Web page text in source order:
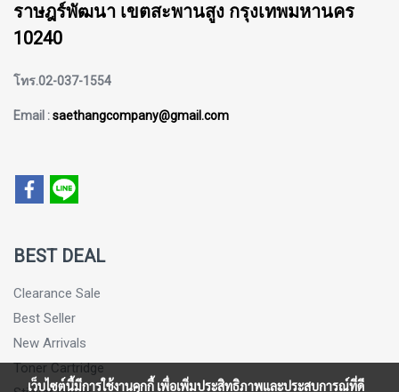
ราษฎร์พัฒนา เขตสะพานสูง กรุงเทพมหานคร
10240
โทร.02-037-1554
Email :saethangcompany@gmail.com
BEST DEAL
Clearance Sale
Best Seller
New Arrivals
Toner Cartridge
เว็บไซต์นี้มีการใช้งานคุกกี้ เพื่อเพิ่มประสิทธิภาพและประสบการณ์ที่ดี